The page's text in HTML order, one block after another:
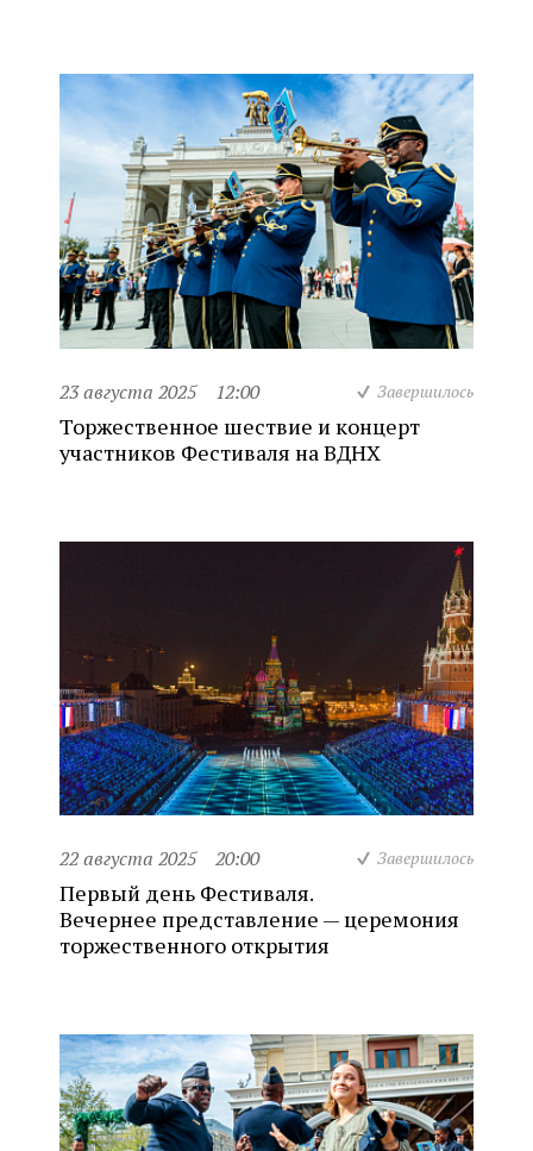
23 августа 2025 12:00 Завершилось
Торжественное шествие и концерт
участников Фестиваля на ВДНХ
22 августа 2025 20:00 Завершилось
Первый день Фестиваля.
Вечернее представление — церемония
торжественного открытия